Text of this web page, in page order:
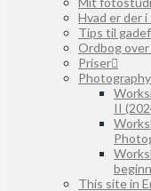
Hvad er der
Tips til
Ordbog
Priser
II
This site in